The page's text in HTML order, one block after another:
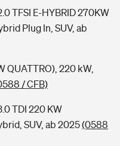
TFSI E-HYBRID 270KW
Plug In, SUV, ab
QUATTRO), 220 kW,
/ CFB)
TDI 220 KW
SUV, ab 2025(0588